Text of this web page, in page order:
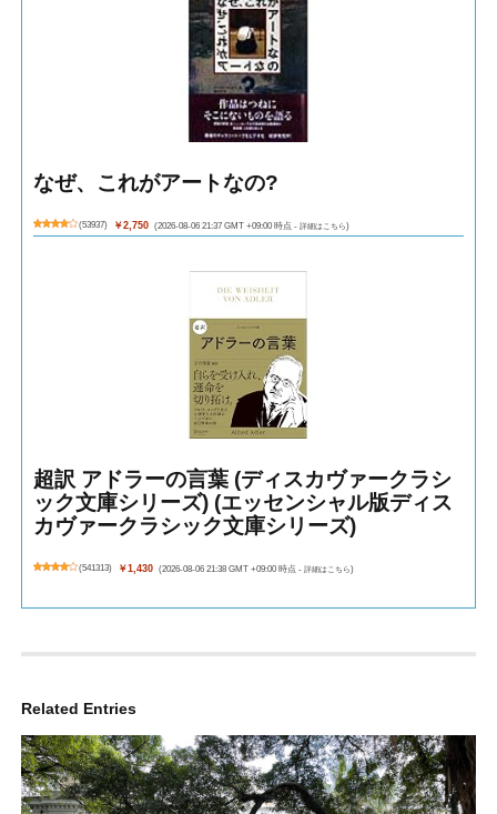
なぜ、これがアートなの?
(53937) ￥2,750 (2026-08-06 21:37 GMT +09:00 時点 - 詳細はこちら)
超訳 アドラーの言葉 (ディスカヴァークラシ
ック文庫シリーズ) (エッセンシャル版ディス
カヴァークラシック文庫シリーズ)
(541313) ￥1,430 (2026-08-06 21:38 GMT +09:00 時点 - 詳細はこちら)
Related Entries